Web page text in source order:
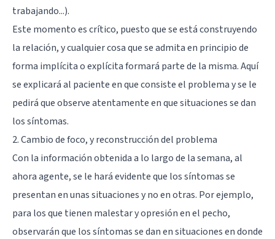
trabajando...).
Este momento es crítico, puesto que se está construyendo
la relación, y cualquier cosa que se admita en principio de
forma implícita o explícita formará parte de la misma. Aquí
se explicará al paciente en que consiste el problema y se le
pedirá que observe atentamente en que situaciones se dan
los síntomas.
2. Cambio de foco, y reconstrucción del problema
Con la información obtenida a lo largo de la semana, al
ahora agente, se le hará evidente que los síntomas se
presentan en unas situaciones y no en otras. Por ejemplo,
para los que tienen malestar y opresión en el pecho,
observarán que los síntomas se dan en situaciones en donde